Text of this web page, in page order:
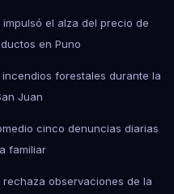
el alza del precio de
en Puno
forestales durante la
Juan
cinco denuncias diarias
familiar
rechaza observaciones de la